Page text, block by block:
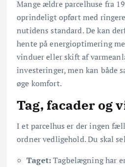
Mange ældre parcelhuse fra
oprindeligt opført med
nutidens standard. De kan
hente på energioptimering
vinduer eller skift af
investeringer, men kan både
øge komfort.
Tag, facader og
I et parcelhus er der ingen
ordner vedligehold. Du skal
Taget:Tagbelægning har